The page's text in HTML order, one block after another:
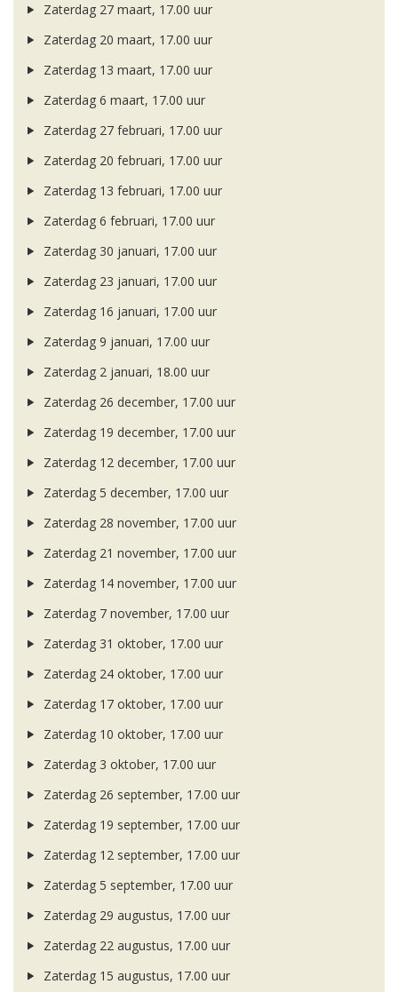
Zaterdag 27 maart, 17.00 uur
Zaterdag 20 maart, 17.00 uur
Zaterdag 13 maart, 17.00 uur
Zaterdag 6 maart, 17.00 uur
Zaterdag 27 februari, 17.00 uur
Zaterdag 20 februari, 17.00 uur
Zaterdag 13 februari, 17.00 uur
Zaterdag 6 februari, 17.00 uur
Zaterdag 30 januari, 17.00 uur
Zaterdag 23 januari, 17.00 uur
Zaterdag 16 januari, 17.00 uur
Zaterdag 9 januari, 17.00 uur
Zaterdag 2 januari, 18.00 uur
Zaterdag 26 december, 17.00 uur
Zaterdag 19 december, 17.00 uur
Zaterdag 12 december, 17.00 uur
Zaterdag 5 december, 17.00 uur
Zaterdag 28 november, 17.00 uur
Zaterdag 21 november, 17.00 uur
Zaterdag 14 november, 17.00 uur
Zaterdag 7 november, 17.00 uur
Zaterdag 31 oktober, 17.00 uur
Zaterdag 24 oktober, 17.00 uur
Zaterdag 17 oktober, 17.00 uur
Zaterdag 10 oktober, 17.00 uur
Zaterdag 3 oktober, 17.00 uur
Zaterdag 26 september, 17.00 uur
Zaterdag 19 september, 17.00 uur
Zaterdag 12 september, 17.00 uur
Zaterdag 5 september, 17.00 uur
Zaterdag 29 augustus, 17.00 uur
Zaterdag 22 augustus, 17.00 uur
Zaterdag 15 augustus, 17.00 uur